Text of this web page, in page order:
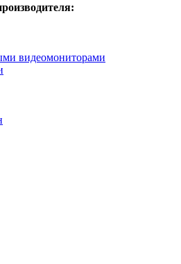
видеомониторами